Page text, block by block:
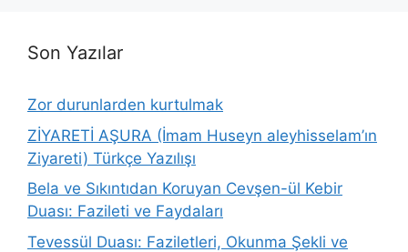
Son Yazılar
Zor durunlarden kurtulmak
ZİYARETİ AŞURA (İmam Huseyn aleyhisselam’ın
Ziyareti) Türkçe Yazılışı
Bela ve Sıkıntıdan Koruyan Cevşen-ül Kebir
Duası: Fazileti ve Faydaları
Tevessül Duası: Faziletleri, Okunma Şekli ve